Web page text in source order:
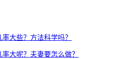
大些？方法科学吗？
呢？夫妻要怎么做？